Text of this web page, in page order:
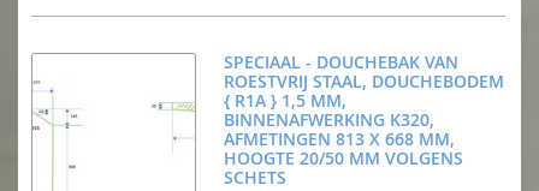
SPECIAAL - DOUCHEBAK VAN
ROESTVRIJ STAAL, DOUCHEBODEM
{ R1A } 1,5 MM,
BINNENAFWERKING K320,
AFMETINGEN 813 X 668 MM,
HOOGTE 20/50 MM VOLGENS
SCHETS